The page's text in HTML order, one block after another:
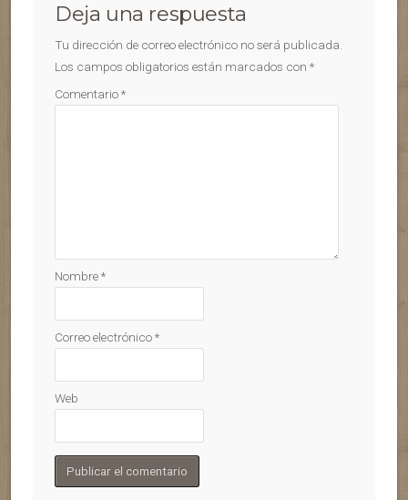
Deja una respuesta
Tu dirección de correo electrónico no será publicada.
Los campos obligatorios están marcados con *
Comentario*
Nombre*
Correo electrónico*
Web